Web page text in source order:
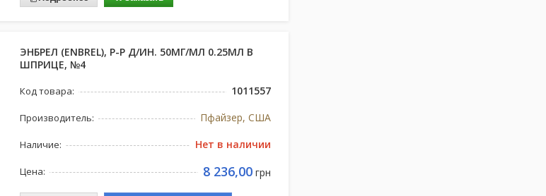
ЭНБРЕЛ (ENBREL), Р-Р Д/ИН. 50МГ/МЛ 0.25МЛ В
ШПРИЦЕ, №4
Код товара: 1011557
Производитель: Пфайзер, США
Наличие: Нет в наличии
Цена: 8 236,00грн